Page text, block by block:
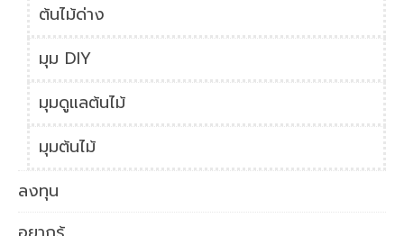
ต้นไม้ด่าง
มุม DIY
มุมดูแลต้นไม้
มุมต้นไม้
ลงทุน